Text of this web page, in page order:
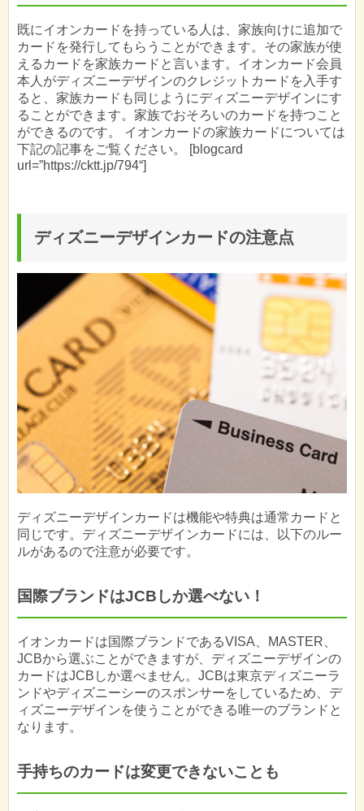
既にイオンカードを持っている人は、家族向けに追加で
カードを発行してもらうことができます。その家族が使
えるカードを家族カードと言います。イオンカード会員
本人がディズニーデザインのクレジットカードを入手す
ると、家族カードも同じようにディズニーデザインにす
ることができます。家族でおそろいのカードを持つこと
ができるのです。 イオンカードの家族カードについては
下記の記事をご覧ください。 [blogcard
url=”https://cktt.jp/794“]
ディズニーデザインカードの注意点
ディズニーデザインカードは機能や特典は通常カードと
同じです。ディズニーデザインカードには、以下のルー
ルがあるので注意が必要です。
国際ブランドはJCBしか選べない！
イオンカードは国際ブランドであるVISA、MASTER、
JCBから選ぶことができますが、ディズニーデザインの
カードはJCBしか選べません。JCBは東京ディズニーラ
ンドやディズニーシーのスポンサーをしているため、デ
ィズニーデザインを使うことができる唯一のブランドと
なります。
手持ちのカードは変更できないことも